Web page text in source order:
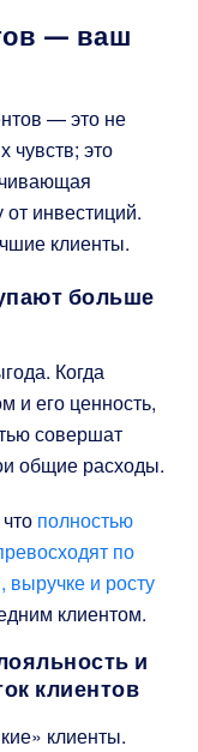
— ваш
— это не
чувств; это
инвестиций.
клиенты.
больше
Когда
и его ценность,
совершат
общие расходы.
полностью
по
выручке и росту
клиентом.
и
клиентов
клиенты.